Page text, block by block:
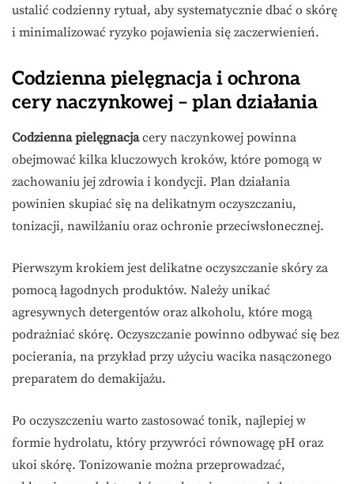
ustalić codzienny rytuał, aby systematycznie dbać o skórę
i minimalizować ryzyko pojawienia się zaczerwienień.
Codzienna pielęgnacja i ochrona
cery naczynkowej – plan działania
Codzienna pielęgnacjacery naczynkowej powinna
obejmować kilka kluczowych kroków, które pomogą w
zachowaniu jej zdrowia i kondycji. Plan działania
powinien skupiać się na delikatnym oczyszczaniu,
tonizacji, nawilżaniu oraz ochronie przeciwsłonecznej.
Pierwszym krokiem jest delikatne oczyszczanie skóry za
pomocą łagodnych produktów. Należy unikać
agresywnych detergentów oraz alkoholu, które mogą
podrażniać skórę. Oczyszczanie powinno odbywać się bez
pocierania, na przykład przy użyciu wacika nasączonego
preparatem do demakijażu.
Po oczyszczeniu warto zastosować tonik, najlepiej w
formie hydrolatu, który przywróci równowagę pH oraz
ukoi skórę. Tonizowanie można przeprowadzać,